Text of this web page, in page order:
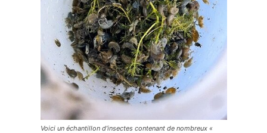
Voici un échantillon d’insectes contenant de nombreux «